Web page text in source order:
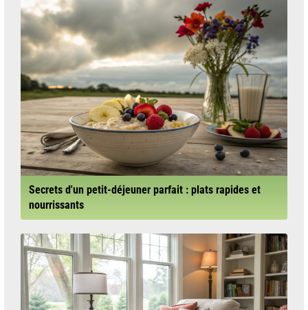
Secrets d'un petit-déjeuner parfait : plats rapides et
nourrissants